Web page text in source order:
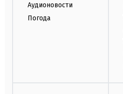
Аудионовости
Погода